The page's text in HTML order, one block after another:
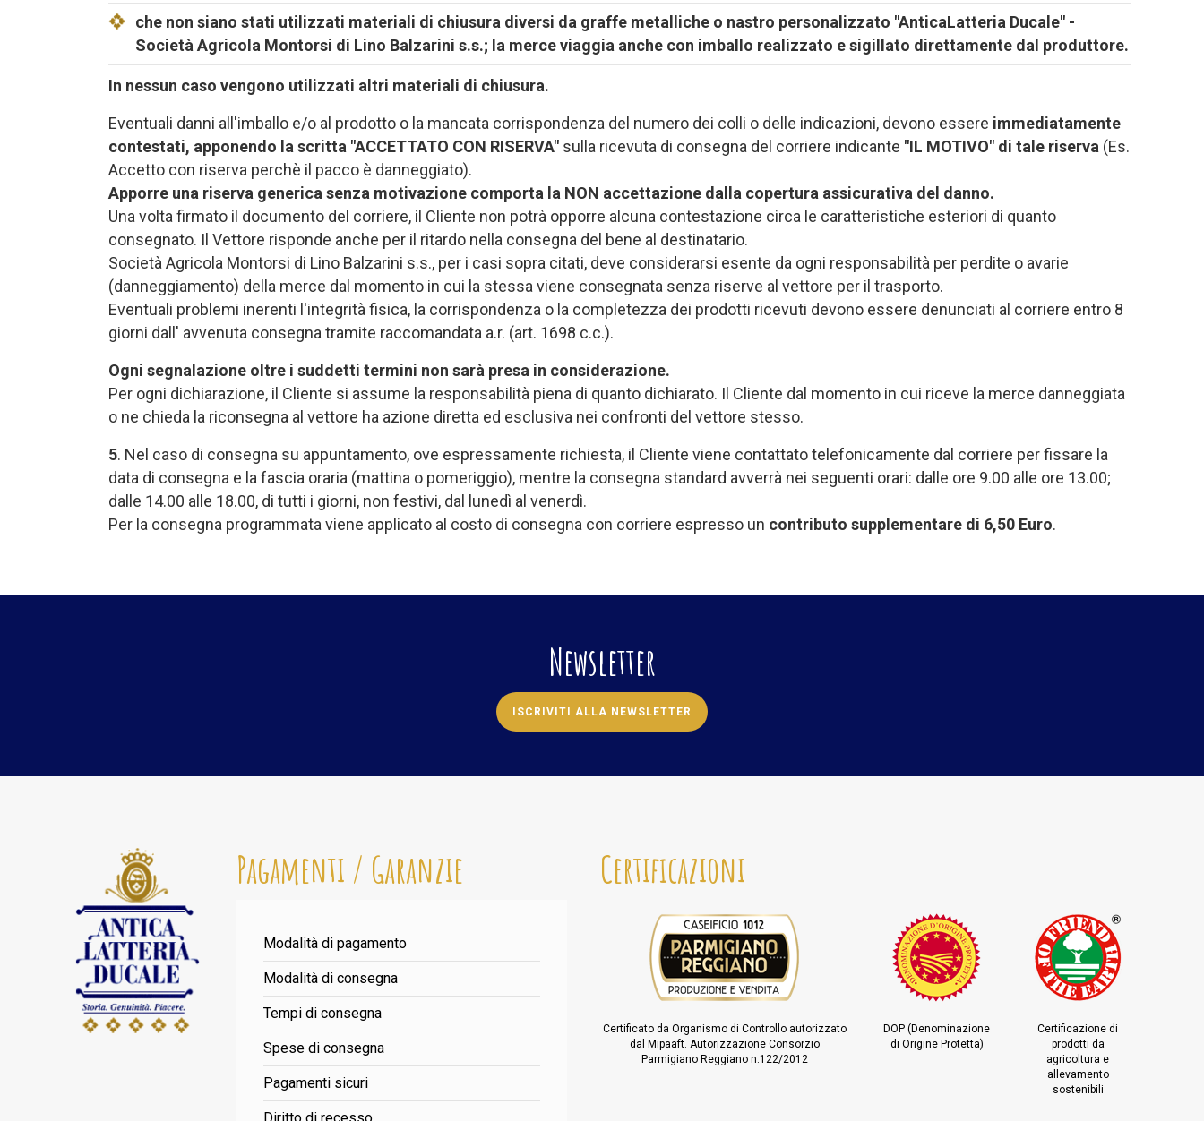
che non siano stati utilizzati materiali di chiusura diversi da graffe metalliche o nastro personalizzato "AnticaLatteria Ducale" -
Società Agricola Montorsi di Lino Balzarini s.s.; la merce viaggia anche con imballo realizzato e sigillato direttamente dal produttore.
In nessun caso vengono utilizzati altri materiali di chiusura.
Eventuali danni all'imballo e/o al prodotto o la mancata corrispondenza del numero dei colli o delle indicazioni, devono essere immediatamente
contestati, apponendo la scritta "ACCETTATO CON RISERVA"sulla ricevuta di consegna del corriere indicante "IL MOTIVO" di tale riserva (Es.
Accetto con riserva perchè il pacco è danneggiato).
Apporre una riserva generica senza motivazione comporta la NON accettazione dalla copertura assicurativa del danno.
Una volta firmato il documento del corriere, il Cliente non potrà opporre alcuna contestazione circa le caratteristiche esteriori di quanto
consegnato. Il Vettore risponde anche per il ritardo nella consegna del bene al destinatario.
Società Agricola Montorsi di Lino Balzarini s.s., per i casi sopra citati, deve considerarsi esente da ogni responsabilità per perdite o avarie
(danneggiamento) della merce dal momento in cui la stessa viene consegnata senza riserve al vettore per il trasporto.
Eventuali problemi inerenti l'integrità fisica, la corrispondenza o la completezza dei prodotti ricevuti devono essere denunciati al corriere entro 8
giorni dall' avvenuta consegna tramite raccomandata a.r. (art. 1698 c.c.).
Ogni segnalazione oltre i suddetti termini non sarà presa in considerazione.
Per ogni dichiarazione, il Cliente si assume la responsabilità piena di quanto dichiarato. Il Cliente dal momento in cui riceve la merce danneggiata
o ne chieda la riconsegna al vettore ha azione diretta ed esclusiva nei confronti del vettore stesso.
5. Nel caso di consegna su appuntamento, ove espressamente richiesta, il Cliente viene contattato telefonicamente dal corriere per fissare la
data di consegna e la fascia oraria (mattina o pomeriggio), mentre la consegna standard avverrà nei seguenti orari: dalle ore 9.00 alle ore 13.00;
dalle 14.00 alle 18.00, di tutti i giorni, non festivi, dal lunedì al venerdì.
Per la consegna programmata viene applicato al costo di consegna con corriere espresso un contributo supplementare di 6,50 Euro.
Newsletter
ISCRIVITI ALLA NEWSLETTER
Pagamenti / Garanzie
Modalità di pagamento
Modalità di consegna
Tempi di consegna
Spese di consegna
Pagamenti sicuri
Certificazioni
Certificato da Organismo di Controllo autorizzato
dal Mipaaft. Autorizzazione Consorzio
Parmigiano Reggiano n.122/2012
DOP (Denominazione
di Origine Protetta)
Certificazione di
prodotti da
agricoltura e
allevamento
sostenibili